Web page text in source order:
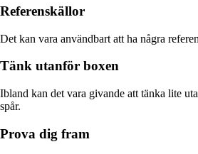
Referenskällor
Det kan vara användbart att ha några
Tänk utanför boxen
Ibland kan det vara givande att tänka lite
spår.
Prova dig fram